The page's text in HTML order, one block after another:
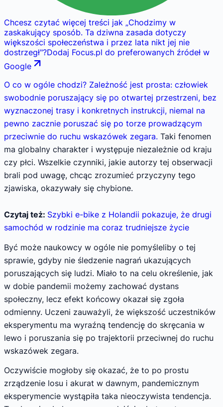
Chcesz czytać więcej treści jak „Chodzimy w
zaskakujący sposób. Ta dziwna zasada dotyczy
większości społeczeństwa i przez lata nikt jej nie
dostrzegł"?Dodaj Focus.pl do preferowanych źródeł w
Google
O co w ogóle chodzi? Zależność jest prosta: człowiek
swobodnie poruszający się po otwartej przestrzeni, bez
wyznaczonej trasy i konkretnych instrukcji, niemal na
pewno zacznie poruszać się po torze prowadzącym
przeciwnie do ruchu wskazówek zegara. Taki fenomen
ma globalny charakter i występuje niezależnie od kraju
czy płci. Wszelkie czynniki, jakie autorzy tej obserwacji
brali pod uwagę, chcąc zrozumieć przyczyny tego
zjawiska, okazywały się chybione.
Czytaj też: Szybki e-bike z Holandii pokazuje, że drugi
samochód w rodzinie ma coraz trudniejsze życie
Być może naukowcy w ogóle nie pomyśleliby o tej
sprawie, gdyby nie śledzenie nagrań ukazujących
poruszających się ludzi. Miało to na celu określenie, jak
w dobie pandemii możemy zachować dystans
społeczny, lecz efekt końcowy okazał się zgoła
odmienny. Uczeni zauważyli, że większość uczestników
eksperymentu ma wyraźną tendencję do skręcania w
lewo i poruszania się po trajektorii przeciwnej do ruchu
wskazówek zegara.
Oczywiście mogłoby się okazać, że to po prostu
zrządzenie losu i akurat w dawnym, pandemicznym
eksperymencie wystąpiła taka nieoczywista tendencja.